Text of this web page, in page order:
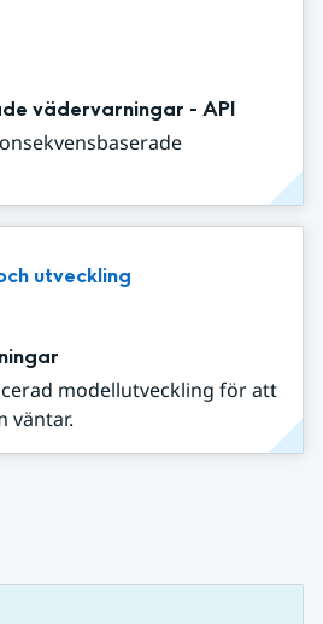
vädervarningar - API
utveckling
modellutveckling för att
väntar.